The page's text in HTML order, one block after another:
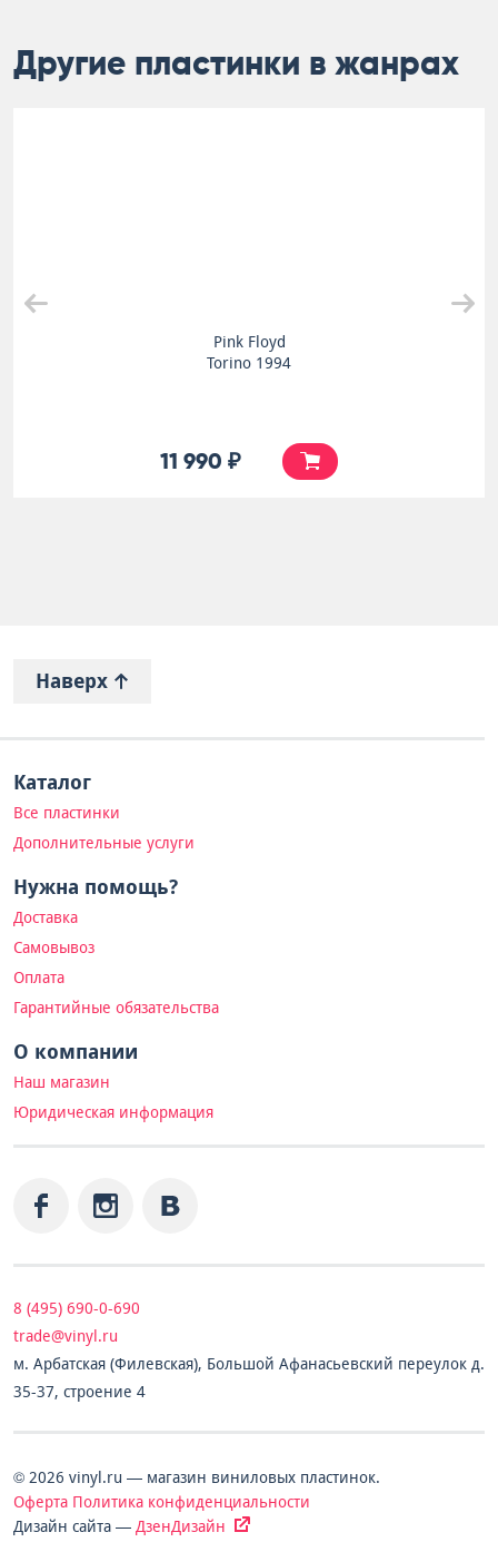
Другие пластинки в жанрах
Pink Floyd
Torino 1994
11 990 ₽
Наверх
Каталог
Все пластинки
Дополнительные услуги
Нужна помощь?
Доставка
Самовывоз
Оплата
Гарантийные обязательства
О компании
Наш магазин
Юридическая информация
8 (495) 690-0-690
trade@vinyl.ru
м. Арбатская (Филевская), Большой Афанасьевский переулок д.
35-37, строение 4
© 2026 vinyl.ru — магазин виниловых пластинок.
Оферта Политика конфиденциальности
Дизайн сайта — ДзенДизайн